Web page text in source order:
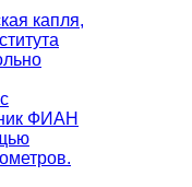
капля,
ФИАН